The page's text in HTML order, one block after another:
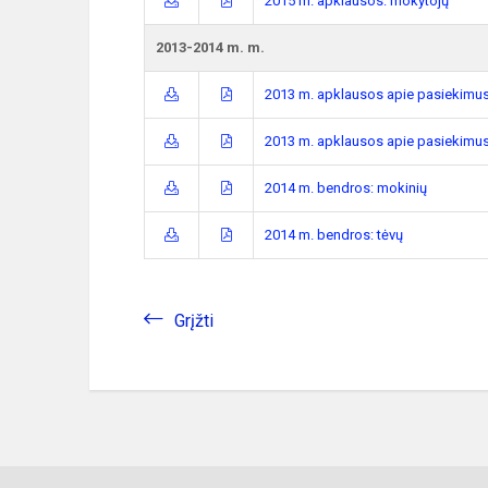
2013-2014 m. m.
2013 m. apklausos apie
2013 m. apklausos apie
2014 m. bendros: mokinių
2014 m. bendros: tėvų
Grįžti